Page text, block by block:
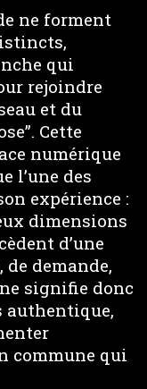
ne forment
qui
rejoindre
et du
Cette
numérique
l’une des
expérience :
dimensions
d’une
demande,
signifie donc
authentique,
commune qui